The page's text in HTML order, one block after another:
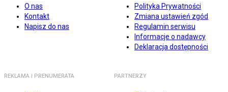
O nas
Kontakt
Napisz do nas
Polityka Prywatności
Zmiana ustawień zgód
Regulamin serwisu
Informacje o nadawcy
Deklaracja dostępności
REKLAMA I PRENUMERATA PARTNERZY